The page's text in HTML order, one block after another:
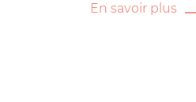
En savoir plus